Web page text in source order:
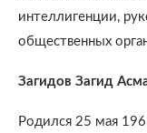
интеллигенции,
общественных
Загидов Загид
Родился 25 мая